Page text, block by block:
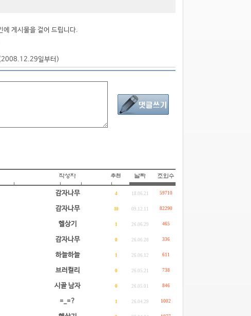
에 게시물을 걸어 드립니다.
일부터)
감자나무 4 18.06.21 59710
감자나무 10 09.12.11 82290
헬상기 1 26.06.29 465
감자나무 0 26.06.28 336
하늘하늘 1 26.06.12 611
브러컬리 0 26.05.21 738
시골 남자 0 26.05.01 846
=_=? 1 26.04.29 1002